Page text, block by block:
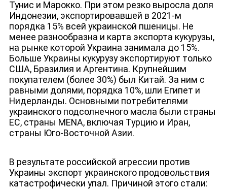
Тунис и Марокко. При этом резко выросла доля
Индонезии, экспортировавшей в 2021-м
порядка 15% всей украинской пшеницы. Не
менее разнообразна и карта экспорта кукурузы,
на рынке которой Украина занимала до 15%.
Больше Украины кукурузу экспортируют только
США, Бразилия и Аргентина. Крупнейшим
покупателем (более 30%) был Китай. За ним с
равными долями, порядка 10%, шли Египет и
Нидерланды. Основными потребителями
украинского подсолнечного масла были страны
ЕС, страны MENA, включая Турцию и Иран,
страны Юго-Восточной Азии.
В результате российской агрессии против
Украины экспорт украинского продовольствия
катастрофически упал. Причиной этого стали: